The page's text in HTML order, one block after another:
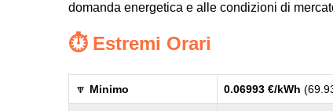
domanda energetica e alle condizioni di
⏱️ Estremi Orari
🔽 Minimo 0.06993 €/kWh